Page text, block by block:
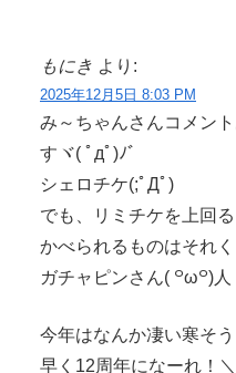
もにき より:
2025年12月5日 8:03 PM
み～ちゃんさんコメン
すヾ( ﾟдﾟ)ﾉ゛
シェロチケ(;ﾟДﾟ)
でも、リミチケを上回
かべられるものはそれ
ガチャピンさん( ꒪ω꒪)人
今年はなんか凄い寒そう
早く12周年になーれ！